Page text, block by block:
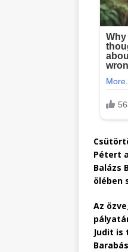
Pétert
Balázs
ölében
Az
Judit